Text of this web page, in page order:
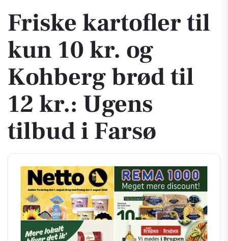
Friske kartofler til
kun 10 kr. og
Kohberg brød til
12 kr.: Ugens
tilbud i Farsø